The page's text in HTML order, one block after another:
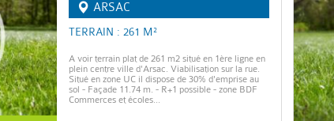
ARSAC
TERRAIN : 261 M²
A voir terrain plat de 261 m2 situé en 1ère ligne en
plein centre ville d'Arsac. Viabilisation sur la rue.
Situé en zone UC il dispose de 30% d'emprise au
sol - Façade 11.74 m. - R+1 possible - zone BDF
Commerces et écoles...